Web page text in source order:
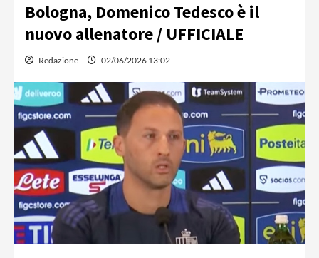
Bologna, Domenico Tedesco è il
nuovo allenatore / UFFICIALE
Redazione 02/06/2026 13:02